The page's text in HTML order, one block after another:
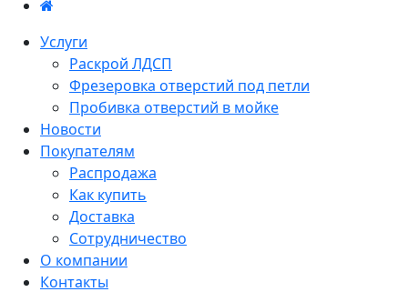
Услуги
Раскрой ЛДСП
Фрезеровка отверстий под петли
Пробивка отверстий в мойке
Новости
Покупателям
Распродажа
Как купить
Доставка
Сотрудничество
О компании
Контакты